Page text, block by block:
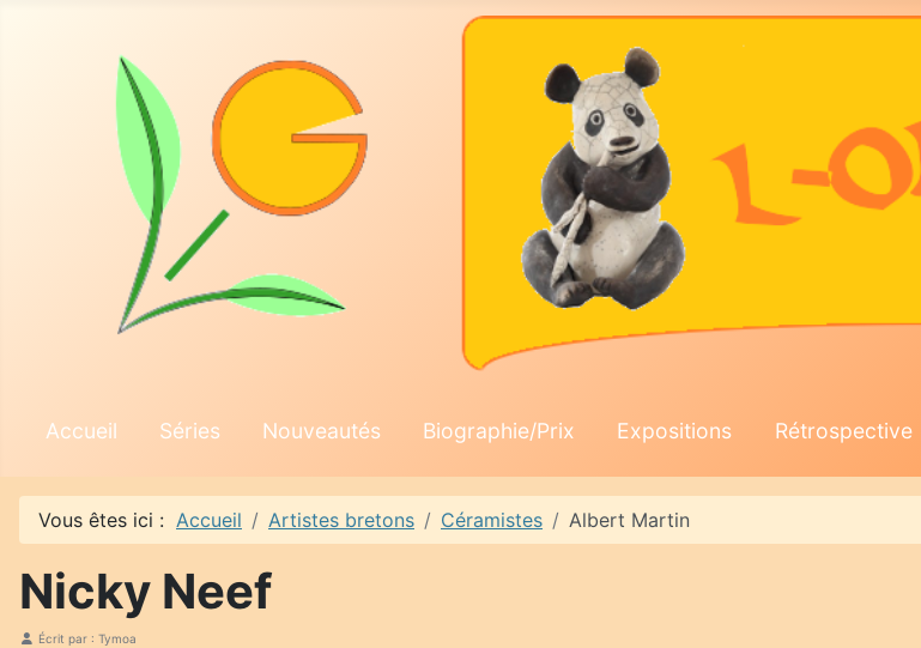
Accueil Séries Nouveautés Biographie/Prix Expositions Rétrospective
Vous êtes ici : Accueil Artistes bretons Céramistes Albert Martin
Nicky Neef
Écrit par : Tymoa